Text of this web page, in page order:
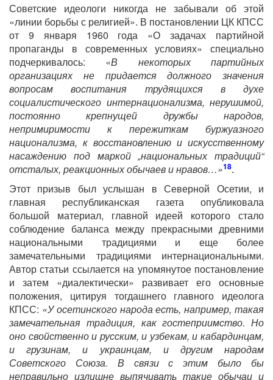
Советские идеологи никогда не забывали об этой
«линии борьбы с религией». В постановлении ЦК КПСС
от 9 января 1960 года «О задачах партийной
пропаганды в современных условиях» специально
подчеркивалось: «В некоторых партийных
организациях не придается должного значения
вопросам воспитания трудящихся в духе
социалистического интернационализма, нерушимой,
постоянно крепнущей дружбы народов,
непримиримости к пережиткам буржуазного
национализма, к восстановлению и искусственному
насаждению под маркой „национальных традиций“
отсталых, реакционных обычаев и нравов…»18.
Этот призыв был услышан в Северной Осетии, и
главная республиканская газета опубликовала
большой материал, главной идеей которого стало
соблюдение баланса между прекрасными древними
национальными традициями и еще более
замечательными традициями интернациональными.
Автор статьи ссылается на упомянутое постановление
и затем «диалектически» развивает его основные
положения, цитируя тогдашнего главного идеолога
КПСС: «У осетинского народа есть, например, такая
замечательная традиция, как гостеприимство. Но
оно свойственно и русским, и узбекам, и кабардинцам,
и грузинам, и украинцам, и другим народам
Советского Союза. В связи с этим было бы
неправильно излишне выпячивать такие обычаи и